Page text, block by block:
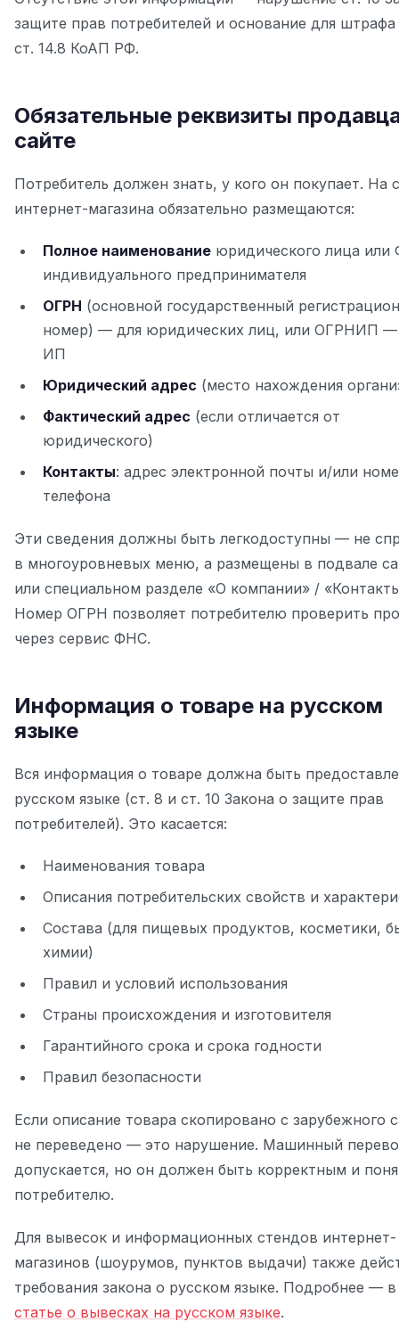
защите прав потребителей и основание для штрафа
ст. 14.8 КоАП РФ.
Обязательные реквизиты
сайте
Потребитель должен знать, у кого он покупает. На
интернет-магазина обязательно размещаются:
Полное наименование юридического лица
индивидуального предпринимателя
ОГРН (основной государственный
номер) — для юридических лиц, или ОГРНИП —
ИП
Юридический адрес (место нахождения
Фактический адрес (если отличается от
юридического)
Контакты: адрес электронной почты и/или
телефона
Эти сведения должны быть легкодоступны — не
в многоуровневых меню, а размещены в подвале
или специальном разделе «О компании» /
Номер ОГРН позволяет потребителю проверить
через сервис ФНС.
Информация о товаре на русском
языке
Вся информация о товаре должна быть
русском языке (ст. 8 и ст. 10 Закона о защите прав
потребителей). Это касается:
Наименования товара
Описания потребительских свойств и
Состава (для пищевых продуктов, косметики,
химии)
Правил и условий использования
Страны происхождения и изготовителя
Гарантийного срока и срока годности
Правил безопасности
Если описание товара скопировано с зарубежного
не переведено — это нарушение. Машинный
допускается, но он должен быть корректным и
потребителю.
Для вывесок и информационных стендов интернет-
магазинов (шоурумов, пунктов выдачи) также
требования закона о русском языке. Подробнее —
статье о вывесках на русском языке.